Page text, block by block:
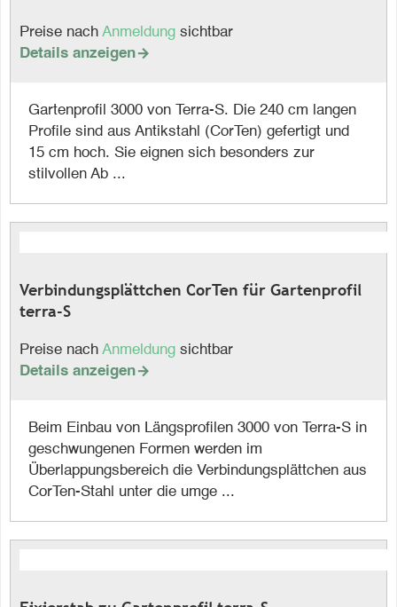
Preise nach Anmeldung sichtbar
Details anzeigen
Gartenprofil 3000 von Terra-S. Die 240 cm langen
Profile sind aus Antikstahl (CorTen) gefertigt und
15 cm hoch. Sie eignen sich besonders zur
stilvollen Ab ...
Verbindungsplättchen CorTen für Gartenprofil
terra-S
Preise nach Anmeldung sichtbar
Details anzeigen
Beim Einbau von Längsprofilen 3000 von Terra-S in
geschwungenen Formen werden im
Überlappungsbereich die Verbindungsplättchen aus
CorTen-Stahl unter die umge ...